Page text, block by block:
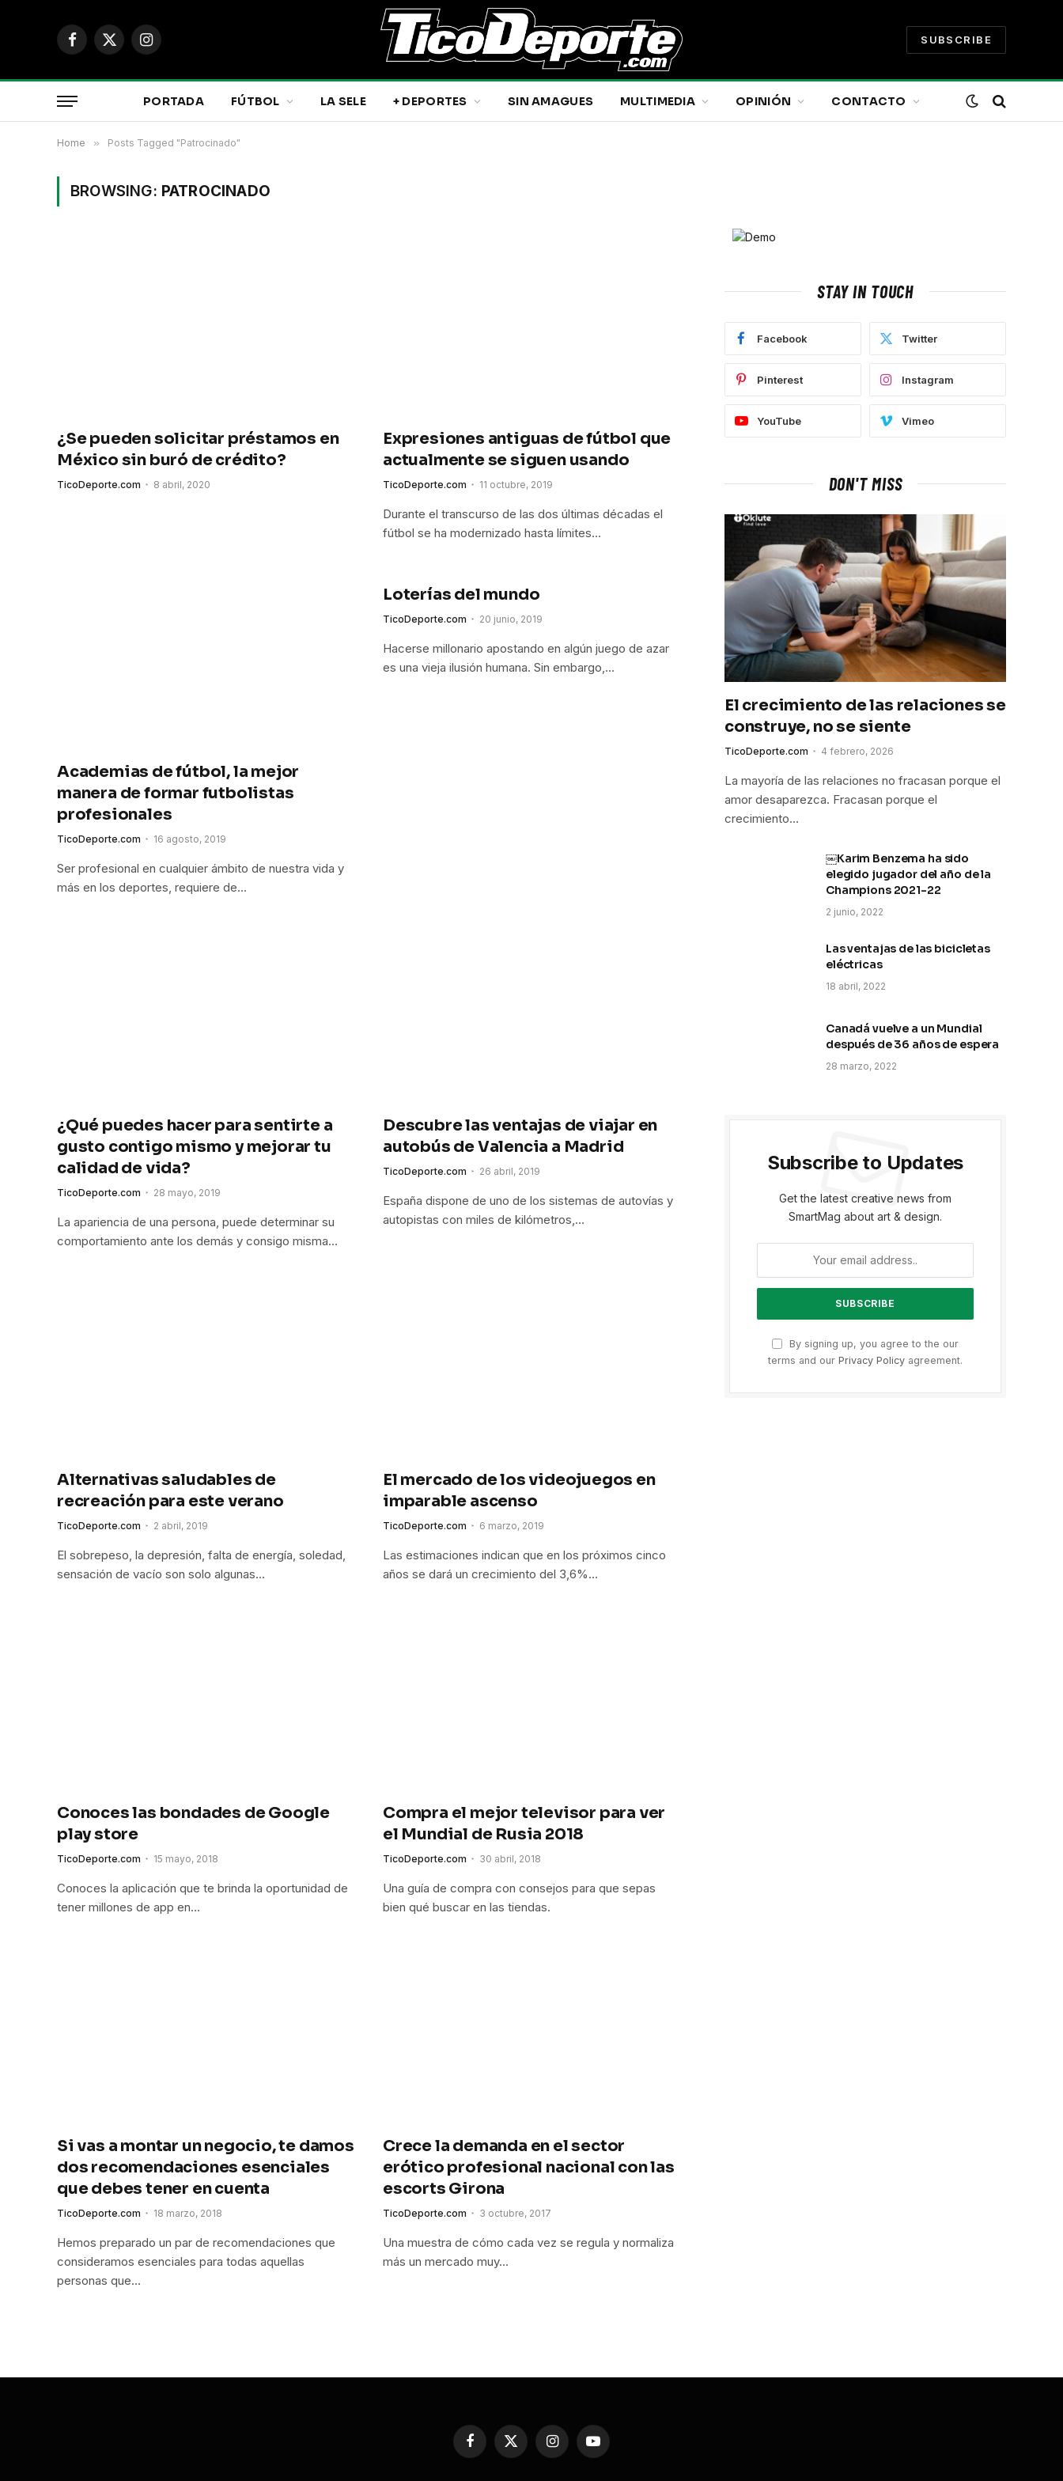
Facebook
X
Instagram
SUBSCRIBE
PORTADA FÚTBOL LA SELE + DEPORTES SIN AMAGUES MULTIMEDIA OPINIÓN CONTACTO
Home » Posts Tagged "Patrocinado"
BROWSING: PATROCINADO
¿Se pueden solicitar préstamos en
México sin buró de crédito?
TicoDeporte.com 8 abril, 2020
Expresiones antiguas de fútbol que
actualmente se siguen usando
TicoDeporte.com 11 octubre, 2019
Durante el transcurso de las dos últimas décadas el
fútbol se ha modernizado hasta límites…
Academias de fútbol, la mejor
manera de formar futbolistas
profesionales
TicoDeporte.com 16 agosto, 2019
Ser profesional en cualquier ámbito de nuestra vida y
más en los deportes, requiere de…
Loterías del mundo
TicoDeporte.com 20 junio, 2019
Hacerse millonario apostando en algún juego de azar
es una vieja ilusión humana. Sin embargo,…
¿Qué puedes hacer para sentirte a
gusto contigo mismo y mejorar tu
calidad de vida?
TicoDeporte.com 28 mayo, 2019
La apariencia de una persona, puede determinar su
comportamiento ante los demás y consigo misma…
Descubre las ventajas de viajar en
autobús de Valencia a Madrid
TicoDeporte.com 26 abril, 2019
España dispone de uno de los sistemas de autovías y
autopistas con miles de kilómetros,…
Alternativas saludables de
recreación para este verano
TicoDeporte.com 2 abril, 2019
El sobrepeso, la depresión, falta de energía, soledad,
sensación de vacío son solo algunas…
El mercado de los videojuegos en
imparable ascenso
TicoDeporte.com 6 marzo, 2019
Las estimaciones indican que en los próximos cinco
años se dará un crecimiento del 3,6%…
Conoces las bondades de Google
play store
TicoDeporte.com 15 mayo, 2018
Conoces la aplicación que te brinda la oportunidad de
tener millones de app en…
Compra el mejor televisor para ver
el Mundial de Rusia 2018
TicoDeporte.com 30 abril, 2018
Una guía de compra con consejos para que sepas
bien qué buscar en las tiendas.
Si vas a montar un negocio, te damos
dos recomendaciones esenciales
que debes tener en cuenta
TicoDeporte.com 18 marzo, 2018
Hemos preparado un par de recomendaciones que
consideramos esenciales para todas aquellas
personas que…
Crece la demanda en el sector
erótico profesional nacional con las
escorts Girona
TicoDeporte.com 3 octubre, 2017
Una muestra de cómo cada vez se regula y normaliza
más un mercado muy…
STAY IN TOUCH
Facebook Twitter
Pinterest Instagram
YouTube Vimeo
DON'T MISS
El crecimiento de las relaciones se
construye, no se siente
TicoDeporte.com 4 febrero, 2026
La mayoría de las relaciones no fracasan porque el
amor desaparezca. Fracasan porque el
crecimiento…
￼Karim Benzema ha sido
elegido jugador del año de la
Champions 2021-22
2 junio, 2022
Las ventajas de las bicicletas
eléctricas
18 abril, 2022
Canadá vuelve a un Mundial
después de 36 años de espera
28 marzo, 2022
Subscribe to Updates
Get the latest creative news from
SmartMag about art & design.
By signing up, you agree to the our
terms and our Privacy Policy agreement.
Facebook
X
(Twitter)
InstagramYouTube